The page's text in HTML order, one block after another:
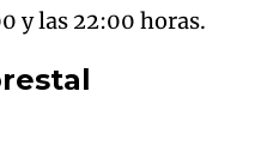
y las 22:00 horas.